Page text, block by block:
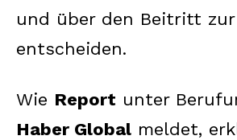
und über den Beitritt zur
entscheiden.
Wie Report unter
Haber Global meldet,